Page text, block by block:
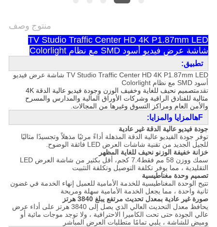
منتوج وصف
TV Studio Traffic Center HD 4K P1.87mm LED
شاشة عرض فيديو أسود SMD مع نظام Colorlight
تطبيق:
TV Studio Traffic Center HD 4K P1.87mm LED شاشة عرض فيديو
أسود SMD مع نظام Colorlight
تقدم
تصميم نحيف للغاية وخفيف الوزن وجودة فيديو عالية الدقة 4K
مثالية للفنادق الراقية وشركات الأوراق المالية والمدارس والمسرح
والأمن العام ومراكز التسوق وغيرها من المجالات.
Fهالمزايا والمزايا:
جودة فيديو عالية الدقة غير عادية
توفر جودة الفيديو عالية الدقة المذهلة أداءً مرئيًا مذهلاً وتجسيدًا مثاليًا
للجيل الجديد من تقنية شاشات العرض LED فائقة الوضوح.
خزانة خفيفة الوزنو نحيف للغاية المظهر
سمك ووزن 58 مم فقط
7.4 كجم
، أقل بكثير من شاشة العرض LED
التقليدية ، مما يوفر تكلفة التوصيل وتكلفة التثبيت
تصميم وحدة مغناطيسية
تتيح الوحدة المغناطيسية للخدمة الأمامية للعميل إنهاء الخدمة في غضون
ثانية واحدة ، مما يجعل الخدمة الأمامية سهلة ومريحة
صورة غير عادية بمعدل تحديث مرتفع يبلغ 3840 هرتز
يحافظ معدل التحديث العالي الذي يصل إلى 3840 هرتز على أداء عرض
عالي الجودة حتى تحت الكاميرا الاحترافية ، ولا توجد موجات مائية أو
وميض للشاشة ، يلبي تمامًا متطلبات العرض المباشر